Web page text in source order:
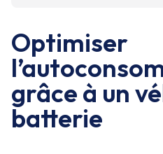
Optimiser
grâce à un
batterie